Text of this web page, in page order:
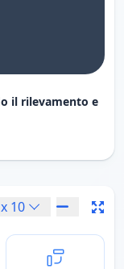
il rilevamento e
x 10